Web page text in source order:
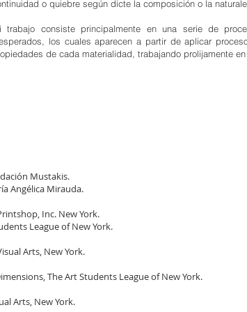
o quiebre según dicte la composición o la
trabajo consiste principalmente en una serie de
los cuales aparecen a partir de aplicar
de cada materialidad, trabajando prolijamente
Mustakis.
Angélica Mirauda.
Inc. New York.
League of New York.
Arts, New York.
The Art Students League of New York.
Arts, New York.